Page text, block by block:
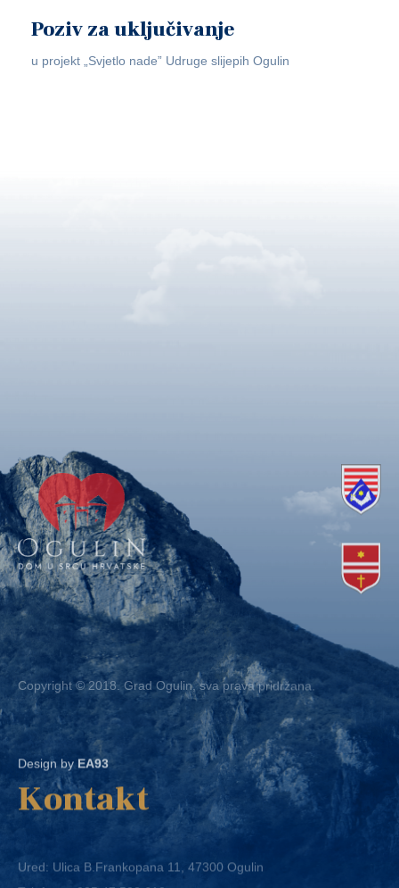
Poziv za uključivanje
u projekt „Svjetlo nade” Udruge slijepih Ogulin
Copyright © 2018. Grad Ogulin, sva prava pridržana.
Design byEA93
Kontakt
Ured: Ulica B.Frankopana 11, 47300 Ogulin
Telefon:+ 385 47 522 612